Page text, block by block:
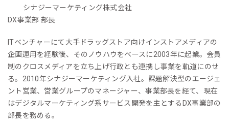
シナジーマーケティング株式会社
DX事業部 部長
ITベンチャーにて大手ドラッグストア向けインストアメディアの
企画運用を経験後、そのノウハウをベースに2003年に起業。会員
制のクロスメディアを立ち上げ行政とも連携し事業を軌道にのせ
る。2010年シナジーマーケティング入社。課題解決型のエージェ
ント営業、営業グループのマネージャー、事業部長を経て、現在
はデジタルマーケティング系サービス開発を主とするDX事業部の
部長を務める。